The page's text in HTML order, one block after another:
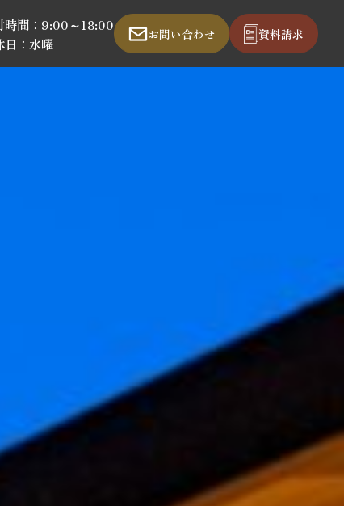
時間：9:00～18:00
日：水曜
お問い合わせ 資料請求